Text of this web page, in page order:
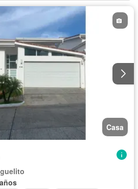
Casa